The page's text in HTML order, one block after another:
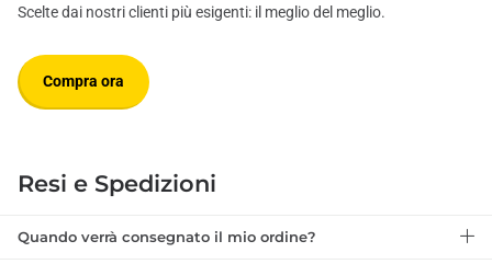
Scelte dai nostri clienti più esigenti: il meglio del meglio.
Compra ora
Resi e Spedizioni
Quando verrà consegnato il mio ordine?